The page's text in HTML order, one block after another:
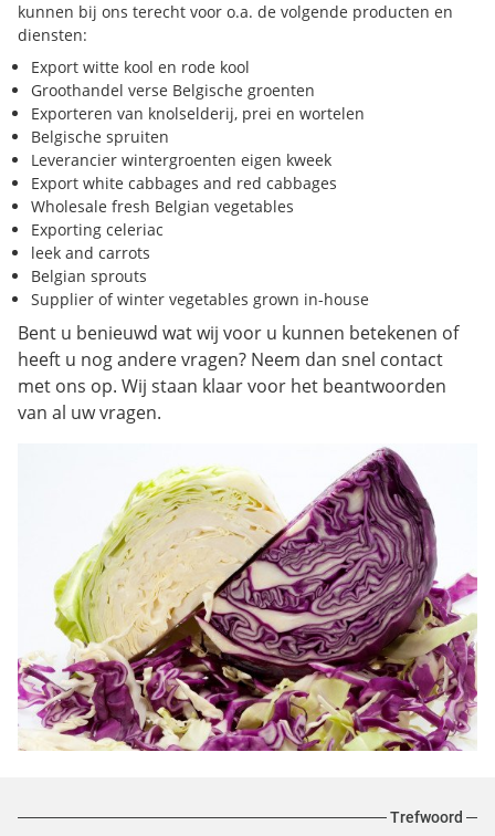
kunnen bij ons terecht voor o.a. de volgende producten en
diensten:
Export witte kool en rode kool
Groothandel verse Belgische groenten
Exporteren van knolselderij, prei en wortelen
Belgische spruiten
Leverancier wintergroenten eigen kweek
Export white cabbages and red cabbages
Wholesale fresh Belgian vegetables
Exporting celeriac
leek and carrots
Belgian sprouts
Supplier of winter vegetables grown in-house
Bent u benieuwd wat wij voor u kunnen betekenen of
heeft u nog andere vragen? Neem dan snel contact
met ons op. Wij staan klaar voor het beantwoorden
van al uw vragen.
Trefwoord